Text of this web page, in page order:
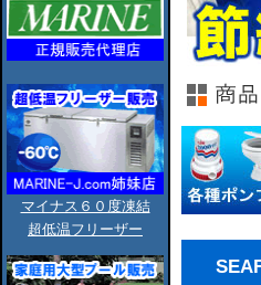
マイナス６０度凍結
超低温フリーザー